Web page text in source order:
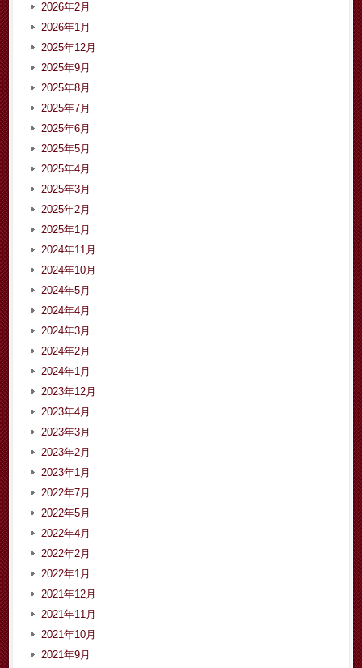
2026年2月
2026年1月
2025年12月
2025年9月
2025年8月
2025年7月
2025年6月
2025年5月
2025年4月
2025年3月
2025年2月
2025年1月
2024年11月
2024年10月
2024年5月
2024年4月
2024年3月
2024年2月
2024年1月
2023年12月
2023年4月
2023年3月
2023年2月
2023年1月
2022年7月
2022年5月
2022年4月
2022年2月
2022年1月
2021年12月
2021年11月
2021年10月
2021年9月